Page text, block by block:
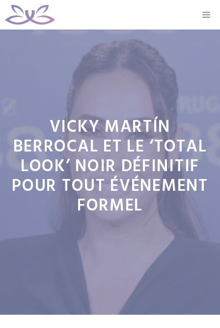
Aller
au
VICKY MARTÍN
BERROCAL ET LE ‘TOTAL
LOOK’ NOIR DÉFINITIF
POUR TOUT ÉVÉNEMENT
FORMEL